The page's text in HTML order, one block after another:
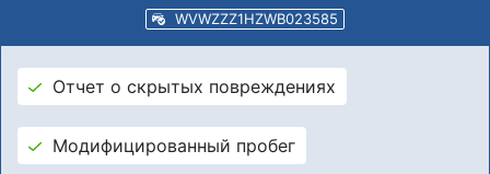
WVWZZZ1HZWB023585
Отчет о скрытых повреждениях
Модифицированный пробег